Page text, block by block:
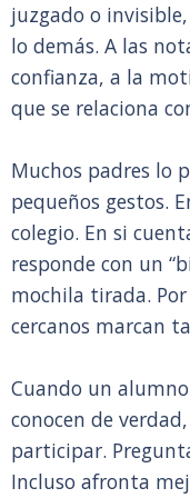
juzgado o
lo demás. A las
confianza, a la
que se relaciona
Muchos padres lo
pequeños gestos.
colegio. En si
responde con un
mochila tirada.
cercanos marcan
Cuando un
conocen de
participar.
Incluso afronta